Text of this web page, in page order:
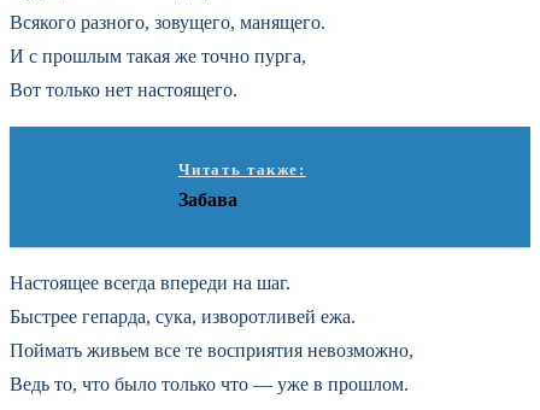
Всякого разного, зовущего, манящего.
И с прошлым такая же точно пурга,
Вот только нет настоящего.
Читать также:
Забава
Настоящее всегда впереди на шаг.
Быстрее гепарда, сука, изворотливей ежа.
Поймать живьем все те восприятия невозможно,
Ведь то, что было только что — уже в прошлом.